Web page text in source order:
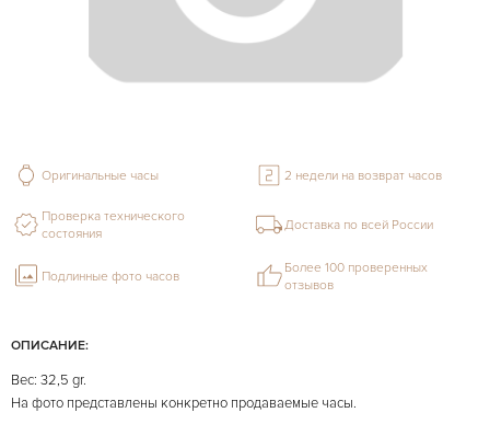
ОПИСАНИЕ:
Вес: 32,5 gr.
На фото представлены конкретно продаваемые часы.
Оригинальные часы 2 недели на возврат часов
Проверка технического
состояния
Доставка по всей России
Подлинные фото часов
Более 100 проверенных
отзывов